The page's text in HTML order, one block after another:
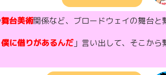
舞台美術関係など、ブロードウェイの舞台と
に借りがあるんだ 」言い出して、そこから